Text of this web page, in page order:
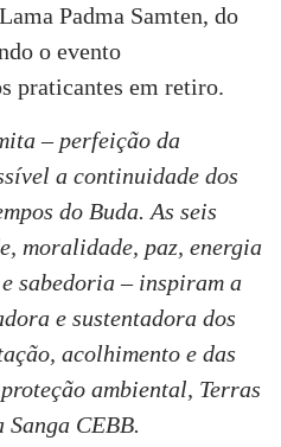
Padma Samten, do
o evento
praticantes em retiro.
– perfeição da
a continuidade dos
do Buda. As seis
moralidade, paz, energia
sabedoria – inspiram a
e sustentadora dos
acolhimento e das
ambiental, Terras
CEBB.